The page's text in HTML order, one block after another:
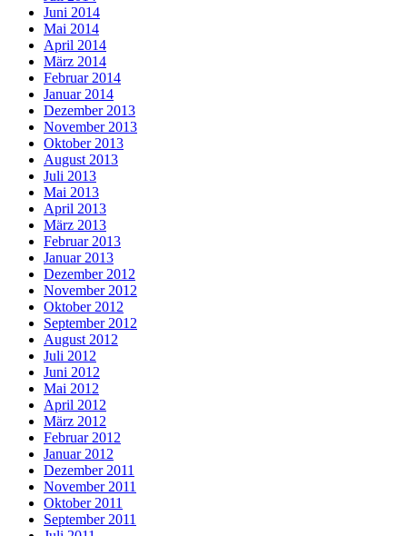
Juni 2014
Mai 2014
April 2014
März 2014
Februar 2014
Januar 2014
Dezember 2013
November 2013
Oktober 2013
August 2013
Juli 2013
Mai 2013
April 2013
März 2013
Februar 2013
Januar 2013
Dezember 2012
November 2012
Oktober 2012
September 2012
August 2012
Juli 2012
Juni 2012
Mai 2012
April 2012
März 2012
Februar 2012
Januar 2012
Dezember 2011
November 2011
Oktober 2011
September 2011